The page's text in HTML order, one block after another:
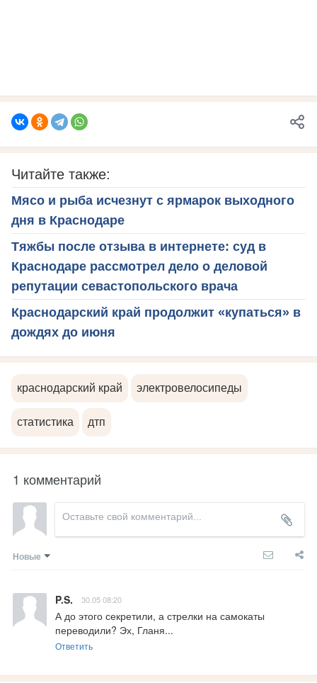
Читайте также:
Мясо и рыба исчезнут с ярмарок выходного
дня в Краснодаре
Тяжбы после отзыва в интернете: суд в
Краснодаре рассмотрел дело о деловой
репутации севастопольского врача
Краснодарский край продолжит «купаться» в
дождях до июня
краснодарский край электровелосипеды
статистика дтп
1 комментарий
Новые
P.S. 30.05 08:20
А до этого секретили, а стрелки на самокаты
переводили? Эх, Гланя...
Ответить